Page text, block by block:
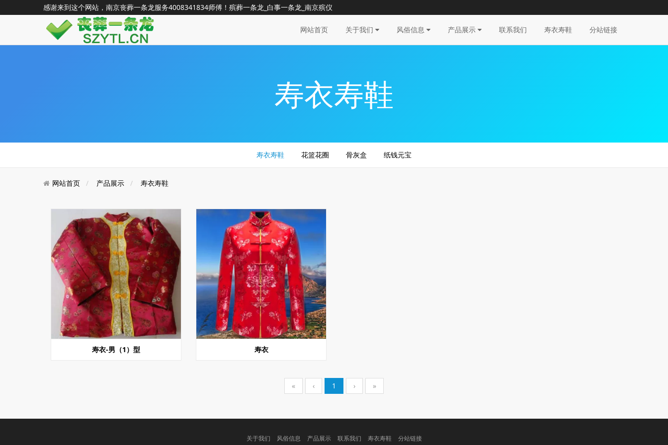
感谢来到这个网站，南京丧葬一条龙服务4008341834师傅！殡葬一条龙_白事一条龙_南京殡仪
网站首页 关于我们 风俗信息 产品展示 联系我们 寿衣寿鞋 分站链接
寿衣寿鞋
寿衣寿鞋 花篮花圈 骨灰盒 纸钱元宝
网站首页 产品展示 寿衣寿鞋
寿衣-男（1）型 寿衣
« ‹ 1 › »
关于我们 风俗信息 产品展示 联系我们 寿衣寿鞋 分站链接